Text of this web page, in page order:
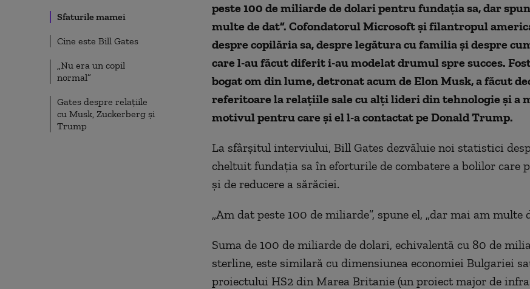
Sfaturile mamei
Cine este Bill Gates
„Nu era un copil
normal”
Gates despre relațiile
cu Musk, Zuckerberg și
Trump
peste 100 de miliarde de dolari pentru fundația sa, dar
multe de dat”. Cofondatorul Microsoft și filantropul
despre copilăria sa, despre legătura cu familia și despre
care l-au făcut diferit i-au modelat drumul spre succes.
bogat om din lume, detronat acum de Elon Musk, a făcut
referitoare la relațiile sale cu alți lideri din tehnologie și a
motivul pentru care și el l-a contactat pe Donald Trump.
La sfârșitul interviului, Bill Gates dezvăluie noi statistici
cheltuit fundația sa în eforturile de combatere a bolilor care
și de reducere a sărăciei.
„Am dat peste 100 de miliarde”, spune el, „dar mai am multe
Suma de 100 de miliarde de dolari, echivalentă cu 80 de
sterline, este similară cu dimensiunea economiei Bulgariei
proiectului HS2 din Marea Britanie (un proiect major de